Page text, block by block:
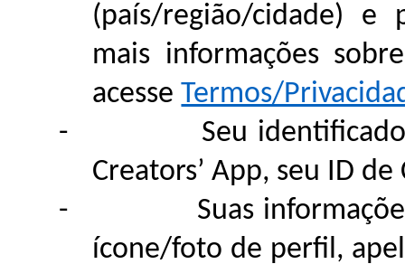
(país/região/cidade) e
mais informações
acesseTermos/
-
Seu
Creators’ App, seu ID
-
Suas
ícone/foto de perfil,